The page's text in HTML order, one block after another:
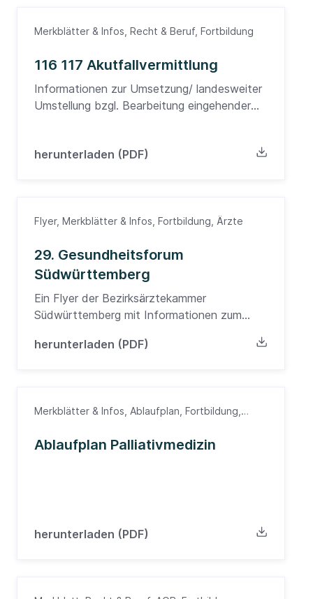
Merkblätter & Infos, Recht & Beruf, Fortbildung
116 117 Akutfallvermittlung
Informationen zur Umsetzung/ landesweiter
Umstellung bzgl. Bearbeitung eingehender
herunterladen (PDF)
Flyer, Merkblätter & Infos, Fortbildung, Ärzte
29. Gesundheitsforum
Südwürttemberg
Ein Flyer der Bezirksärztekammer
Südwürttemberg mit Informationen zum
herunterladen (PDF)
Merkblätter & Infos, Ablaufplan, Fortbildung,
Ablaufplan Palliativmedizin
herunterladen (PDF)